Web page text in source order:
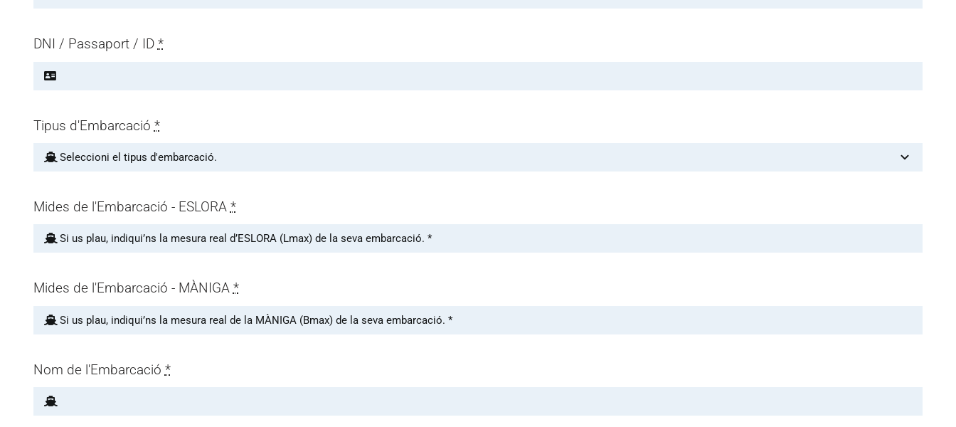
DNI / Passaport / ID *
Tipus d'Embarcació *
Mides de l'Embarcació - ESLORA *
Mides de l'Embarcació - MÀNIGA *
Nom de l'Embarcació *